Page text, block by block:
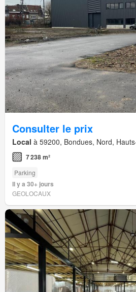
Consulter le prix
Local à 59200, Bondues, Nord,
7 238 m²
Parking
Il y a 30+ jours
GEOLOCAUX